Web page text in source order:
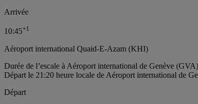
Arrivée
10:45+1
Aéroport international Quaid-E-Azam (KHI)
Durée de l’escale à Aéroport international de Genève
Départ le 21:20 heure locale de Aéroport international de
Départ